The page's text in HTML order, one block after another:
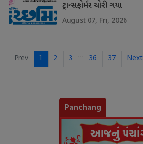
ટ્રાન્સફોર્મર ચોરી ગયા
August 07, Fri, 2026
Prev 1 2 3 … 36 37 Next
Panchang